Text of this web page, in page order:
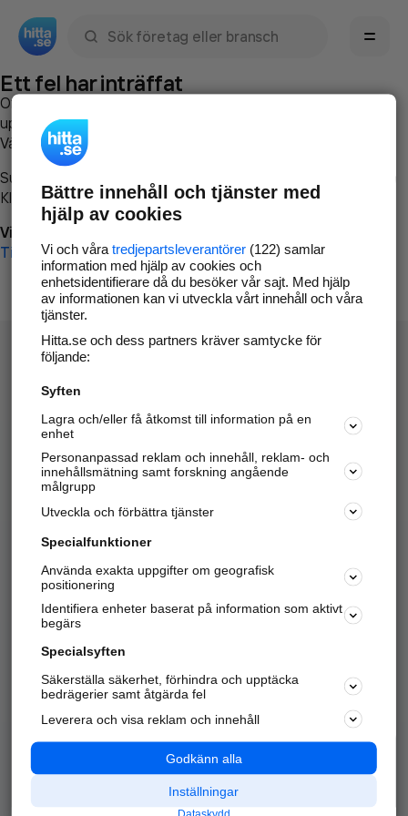
Ett fel har inträffat
Om du vill kan du
uppstod så att vi lättare och snabbare kan avhjälpa det.
Vänligen försök med följande:
Surfa till
Klicka påTillbaka-knappen i webbläsaren och försök igen
Vi beklagar besväret!
Till startsidan
Hitta.se - Gratis nummerupplysning.
Sök företag, personer och platser.
Hitta telefonnummer, adresser, företagsinfo mm.
Marknadsför företaget
Kom igång och annonsera mot
samarbetspartners nära dig.
Alla kategorier
Populära sökningar
API & Kartor
Annonsera
Integritet
Nödnummer
Bättre innehåll och tjänster med
hjälp av cookies
Vi och våra tredjepartsleverantörer(122) samlar
information med hjälp av cookies och
enhetsidentifierare då du besöker vår sajt. Med hjälp
av informationen kan vi utveckla vårt innehåll och våra
tjänster.
Hitta.se och dess partners kräver samtycke för
följande:
Syften
Lagra och/eller få åtkomst till information på en
enhet
Personanpassad reklam och innehåll, reklam- och
innehållsmätning samt forskning angående
målgrupp
Utveckla och förbättra tjänster
Specialfunktioner
Använda exakta uppgifter om geografisk
positionering
Identifiera enheter baserat på information som aktivt
begärs
Specialsyften
Säkerställa säkerhet, förhindra och upptäcka
bedrägerier samt åtgärda fel
Leverera och visa reklam och innehåll
Godkänn alla
Inställningar
Dataskydd